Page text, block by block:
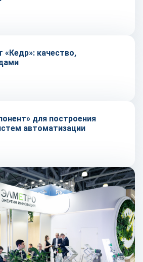
качество,
для построения
автоматизации